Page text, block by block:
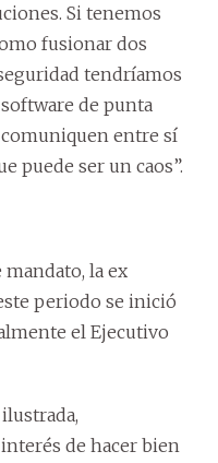
Si tenemos
fusionar dos
tendríamos
de punta
entre sí
puede ser un caos”.
la ex
periodo se inició
el Ejecutivo
de hacer bien